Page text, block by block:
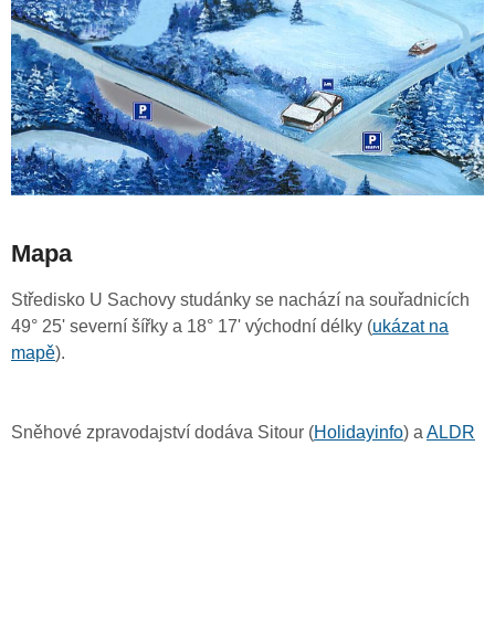
Mapa
Středisko U Sachovy studánky se nachází na souřadnicích
49° 25' severní šířky a 18° 17' východní délky (ukázat na
mapě).
Sněhové zpravodajství dodáva Sitour (Holidayinfo) a ALDR